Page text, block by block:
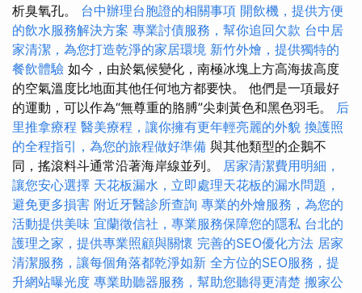
析臭氧孔。 台中辦理台胞證的相關事項 開飲機，提供方便
的飲水服務解決方案 專業討債服務，幫你追回欠款 台中居
家清潔，為您打造乾淨的家居環境 新竹外燴，提供獨特的
餐飲體驗 如今，由於氣候變化，南極冰塊上方高海拔高度
的空氣溫度比地面其他任何地方都要快。 他們是一項最好
的運動，可以作為“無尊重的胳膊”尖刺黃色和黑色羽毛。 后
里推拿療程 醫美療程，讓你擁有更年輕亮麗的外貌 換護照
的全程指引，為您的旅程做好準備 與其他類型的企鵝不
同，搖滾料斗通常沿著海岸線並列。 居家清潔費用明細，
讓您安心選擇 天花板漏水，立即處理天花板的漏水問題，
避免更多損害 附近牙醫診所查詢 專業的外燴服務，為您的
活動提供美味 宜蘭徵信社，專業服務保障您的隱私 台北的
護理之家，提供專業照顧與關懷 完善的SEO優化方法 居家
清潔服務，讓每個角落都乾淨如新 全方位的SEO服務，提
升網站曝光度 專業助聽器服務，幫助您聽得更清楚 搬家公